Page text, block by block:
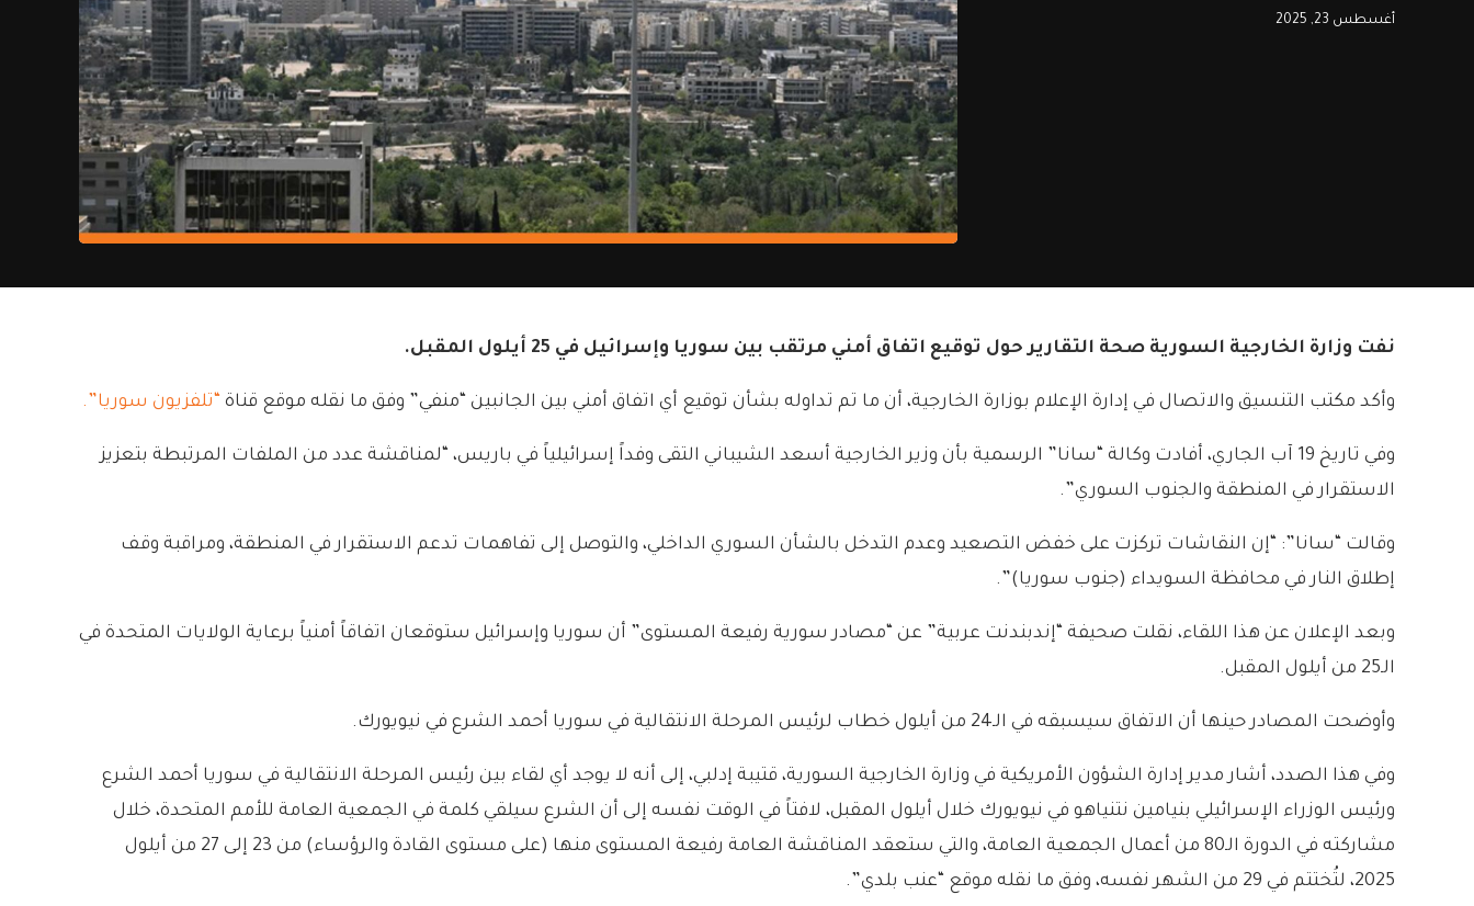
أغسطس 23, 2025
نفت وزارة الخارجية السورية صحة التقارير حول توقيع اتفاق أمني مرتقب بين سوريا وإسرائيل في 25 أيلول المقبل.
وأكد مكتب التنسيق والاتصال في إدارة الإعلام بوزارة الخارجية، أن ما تم تداوله بشأن توقيع أي اتفاق أمني بين الجانبين “منفي” وفق ما نقله موقع قناة “تلفزيون سوريا”.
وفي تاريخ 19 آب الجاري، أفادت وكالة “سانا” الرسمية بأن وزير الخارجية أسعد الشيباني التقى وفداً إسرائيلياً في باريس، “لمناقشة عدد من الملفات المرتبطة بتعزيز
الاستقرار في المنطقة والجنوب السوري”.
وقالت “سانا”: “إن النقاشات تركزت على خفض التصعيد وعدم التدخل بالشأن السوري الداخلي، والتوصل إلى تفاهمات تدعم الاستقرار في المنطقة، ومراقبة وقف
إطلاق النار في محافظة السويداء (جنوب سوريا)”.
وبعد الإعلان عن هذا اللقاء، نقلت صحيفة “إندبندنت عربية” عن “مصادر سورية رفيعة المستوى” أن سوريا وإسرائيل ستوقعان اتفاقاً أمنياً برعاية الولايات المتحدة في
الـ25 من أيلول المقبل.
وأوضحت المصادر حينها أن الاتفاق سيسبقه في الـ24 من أيلول خطاب لرئيس المرحلة الانتقالية في سوريا أحمد الشرع في نيويورك.
وفي هذا الصدد، أشار مدير إدارة الشؤون الأمريكية في وزارة الخارجية السورية، قتيبة إدلبي، إلى أنه لا يوجد أي لقاء بين رئيس المرحلة الانتقالية في سوريا أحمد الشرع
ورئيس الوزراء الإسرائيلي بنيامين نتنياهو في نيويورك خلال أيلول المقبل، لافتاً في الوقت نفسه إلى أن الشرع سيلقي كلمة في الجمعية العامة للأمم المتحدة، خلال
مشاركته في الدورة الـ80 من أعمال الجمعية العامة، والتي ستعقد المناقشة العامة رفيعة المستوى منها (على مستوى القادة والرؤساء) من 23 إلى 27 من أيلول
2025، لتُختتم في 29 من الشهر نفسه، وفق ما نقله موقع “عنب بلدي”.